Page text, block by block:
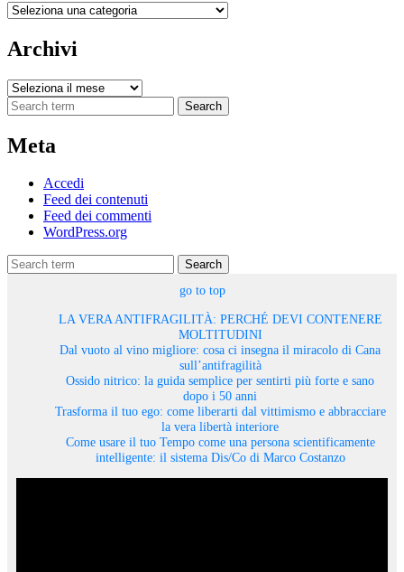
Categorie
Archivi
Archivi
Search
Meta
Accedi
Feed dei contenuti
Feed dei commenti
WordPress.org
Search
go to top
LA VERA ANTIFRAGILITÀ: PERCHÉ DEVI CONTENERE
MOLTITUDINI
Dal vuoto al vino migliore: cosa ci insegna il miracolo di Cana
sull’antifragilità
Ossido nitrico: la guida semplice per sentirti più forte e sano
dopo i 50 anni
Trasforma il tuo ego: come liberarti dal vittimismo e abbracciare
la vera libertà interiore
Come usare il tuo Tempo come una persona scientificamente
intelligente: il sistema Dis/Co di Marco Costanzo